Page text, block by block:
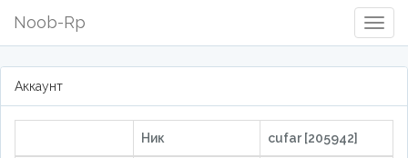
Noob-Rp
Аккаунт
Ник cufar [205942]